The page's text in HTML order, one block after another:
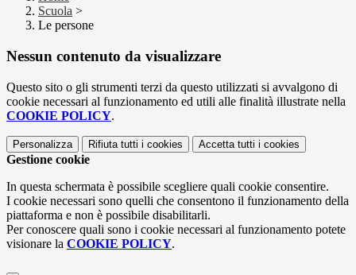
Scuola >
Le persone
Nessun contenuto da visualizzare
Questo sito o gli strumenti terzi da questo utilizzati si avvalgono di
cookie necessari al funzionamento ed utili alle finalità illustrate nella
COOKIE POLICY.
Personalizza Rifiuta tutti i cookies Accetta tutti i cookies
Gestione cookie
In questa schermata è possibile scegliere quali cookie consentire.
I cookie necessari sono quelli che consentono il funzionamento della
piattaforma e non è possibile disabilitarli.
Per conoscere quali sono i cookie necessari al funzionamento potete
visionare la COOKIE POLICY.